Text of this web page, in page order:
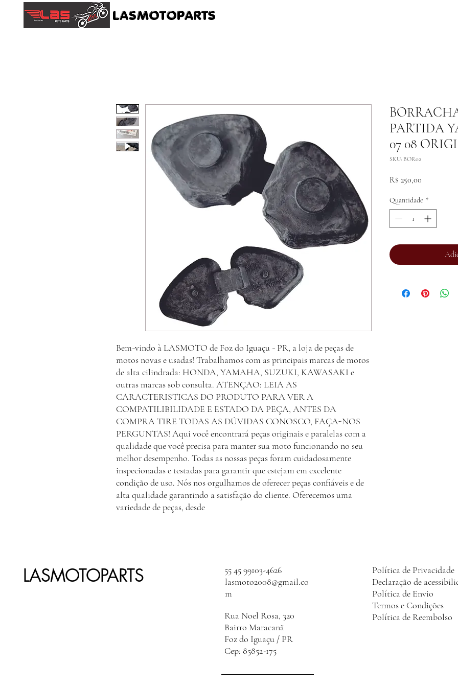
LASMOTOPARTS
Bem-vindo à LASMOTO de Foz do Iguaçu - PR, a loja de peças de
motos novas e usadas! Trabalhamos com as principais marcas de motos
de alta cilindrada: HONDA, YAMAHA, SUZUKI, KAWASAKI e
outras marcas sob consulta. ATENÇAO: LEIA AS
CARACTERISTICAS DO PRODUTO PARA VER A
COMPATILIBILIDADE E ESTADO DA PEÇA, ANTES DA
COMPRA TIRE TODAS AS DÚVIDAS CONOSCO, FAÇA-NOS
PERGUNTAS! Aqui você encontrará peças originais e paralelas com a
qualidade que você precisa para manter sua moto funcionando no seu
melhor desempenho. Todas as nossas peças foram cuidadosamente
inspecionadas e testadas para garantir que estejam em excelente
condição de uso. Nós nos orgulhamos de oferecer peças confiáveis e de
alta qualidade garantindo a satisfação do cliente. Oferecemos uma
variedade de peças, desde
PARTIDA
07 08
SKU: BOR02
R$ 250,00
Quantidade *
LASMOTOPARTS
55 45 99103-4626
lasmoto2008@gmail.co
m
Rua Noel Rosa, 320
Bairro Maracanã
Foz do Iguaçu / PR
Cep: 85852-175
Política de Privacidade
Declaração de
Política de Envio
Termos e Condições
Política de Reembolso